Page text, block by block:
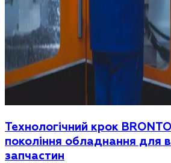
Технологічний крок
покоління обладнання для
запчастин